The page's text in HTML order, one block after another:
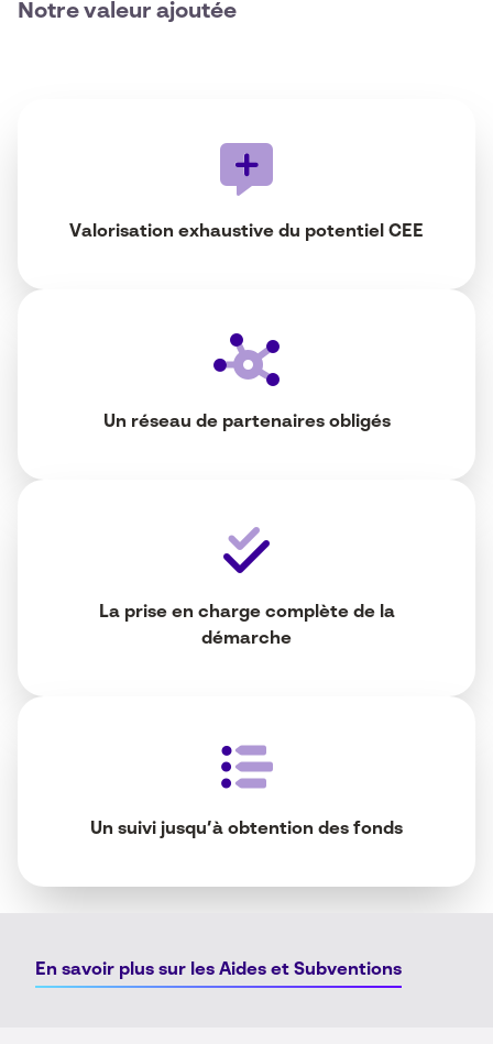
Notre valeur ajoutée
Valorisation exhaustive du potentiel CEE
Un réseau de partenaires obligés
La prise en charge complète de la
démarche
Un suivi jusqu’à obtention des fonds
En savoir plus sur les Aides et Subventions